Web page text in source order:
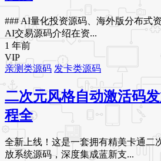
### AI量化投资源码、海外版分布式
AI交易源码介绍在资...
1 年前
VIP
亲测类源码 发卡类源码
二次元风格自动激活码
程全
全新上线！这是一套拥有精美卡通二
放系统源码，深度集成蓝新支...